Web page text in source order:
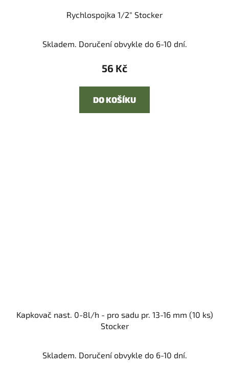
Rychlospojka 1/2" Stocker
Skladem. Doručení obvykle do 6-10 dní.
56 Kč
DO KOŠÍKU
Kapkovač nast. 0-8l/h - pro sadu pr. 13-16 mm (10 ks)
Stocker
Skladem. Doručení obvykle do 6-10 dní.